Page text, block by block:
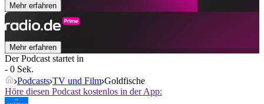
Mehr erfahren
Mehr erfahren
Der Podcast startet in
- 0 Sek.
Podcasts TV und Film Goldfische
Höre diesen Podcast kostenlos in der App: